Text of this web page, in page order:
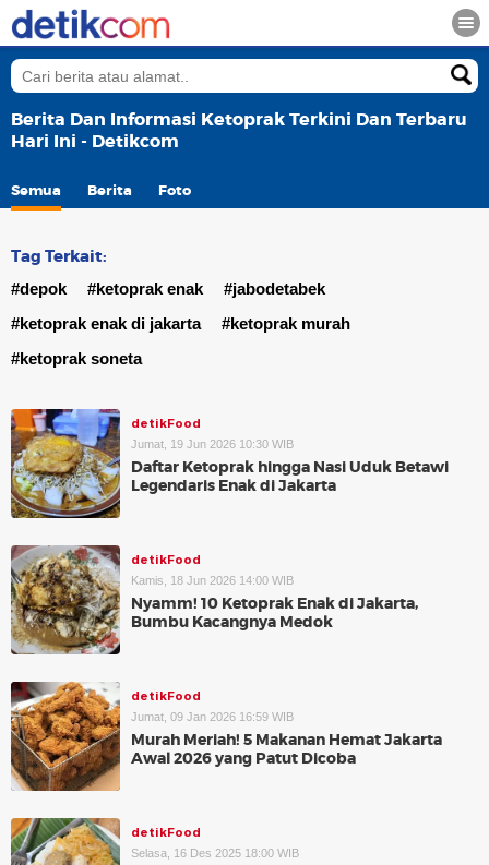
Berita Dan Informasi Ketoprak Terkini Dan Terbaru
Hari Ini - Detikcom
Semua Berita Foto
Tag Terkait:
#depok #ketoprak enak
#jabodetabek
#ketoprak enak di jakarta
#ketoprak murah
#ketoprak soneta
detikFood
Jumat, 19 Jun 2026 10:30 WIB
Daftar Ketoprak hingga Nasi Uduk Betawi
Legendaris Enak di Jakarta
detikFood
Kamis, 18 Jun 2026 14:00 WIB
Nyamm! 10 Ketoprak Enak di Jakarta,
Bumbu Kacangnya Medok
detikFood
Jumat, 09 Jan 2026 16:59 WIB
Murah Meriah! 5 Makanan Hemat Jakarta
Awal 2026 yang Patut Dicoba
detikFood
Selasa, 16 Des 2025 18:00 WIB